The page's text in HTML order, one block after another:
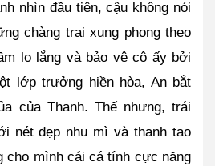
nhìn đầu tiên, cậu không nói
chàng trai xung phong theo
lo lắng và bảo vệ cô ấy bởi
lớp trưởng hiền hòa, An bắt
của Thanh. Thế nhưng, trái
nét đẹp nhu mì và thanh tao
cho mình cái cá tính cực năng